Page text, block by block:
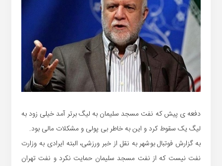
دفعه ی پیش که نفت مسجد سلیمان به لیگ برتر آمد خیلی زود به
لیگ یک سقوط کرد و این به خاطر بی پولی و مشکلات مالی بود.
به گزارش فوتبال بوشهر به نقل از خبر ورزشی، البته ایرادی به وزارت
نفت نیست که از نفت مسجد سلیمان حمایت نکرد و نفت تهران